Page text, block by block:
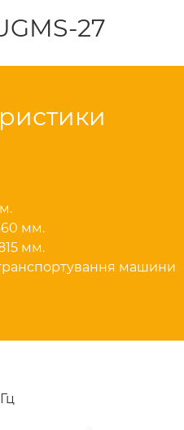
27
мм.
мм.
машини